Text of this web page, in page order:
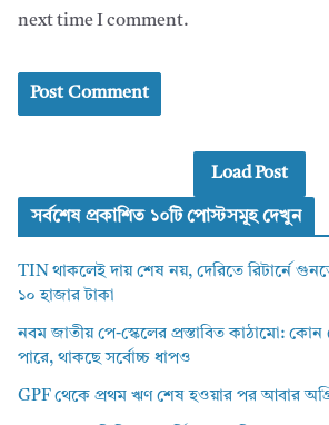
next time I comment.
Load Post
সর্বশেষ প্রকাশিত ১০টি পোস্টসমূহ দেখুন
TIN থাকলেই দায় শেষ নয়, দেরিতে রিটার্নে
১০ হাজার টাকা
নবম জাতীয় পে-স্কেলের প্রস্তাবিত কাঠামো:
পারে, থাকছে সর্বোচ্চ ধাপও
GPF থেকে প্রথম ঋণ শেষ হওয়ার পর আবার